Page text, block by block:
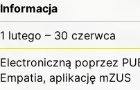
Informacja
1 lutego – 30 czerwca
Electroniczną poprzez
Empatia, aplikację mZUS